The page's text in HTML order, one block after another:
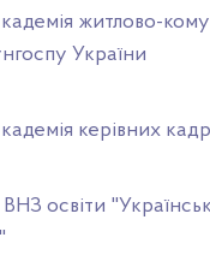
житлово-
України
керівних
освіти